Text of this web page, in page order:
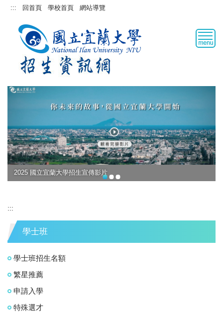
跳::: 回首頁 學校首頁 網站導覽
2025 國立宜蘭大學招生宣傳影片
:::
學士班
學士班招生名額
繁星推薦
申請入學
特殊選才